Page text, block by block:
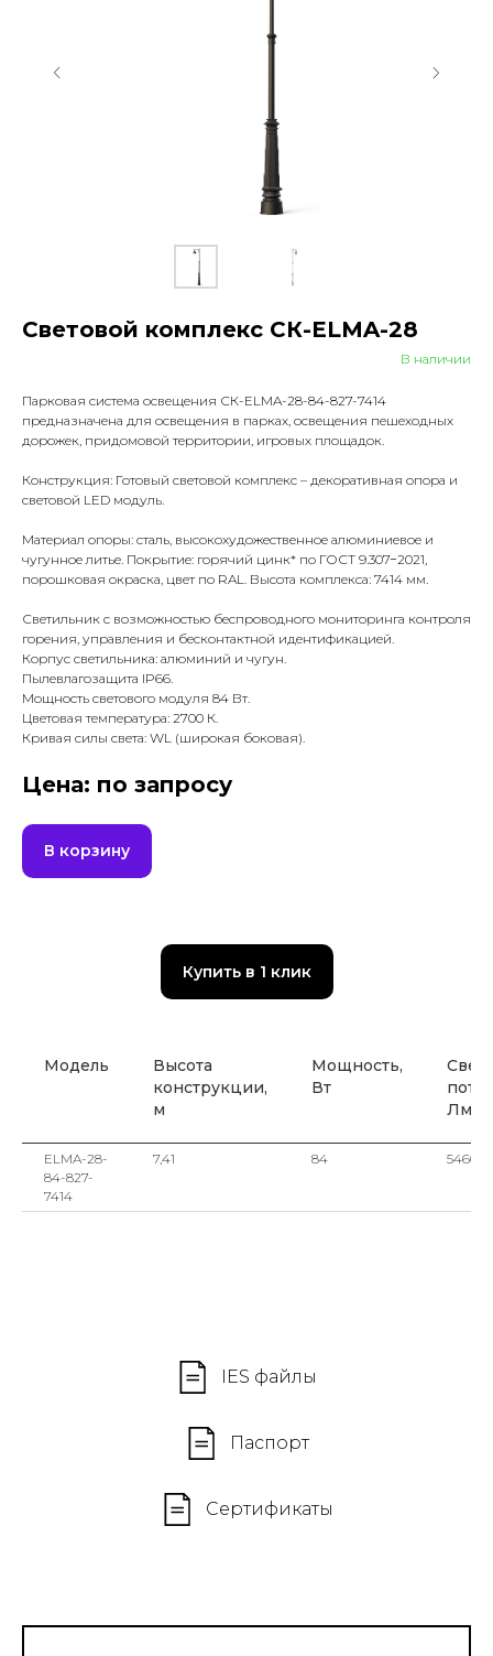
Световой комплекс СК-ELMA-28
В наличии
Парковая система освещения СК-ELMA-28-84-827-7414
предназначена для освещения в парках, освещения пешеходных
дорожек, придомовой территории, игровых площадок.
Конструкция: Готовый световой комплекс – декоративная опора и
световой LED модуль.
Материал опоры: сталь, высокохудожественное алюминиевое и
чугунное литье. Покрытие: горячий цинк* по ГОСТ 9.307−2021,
порошковая окраска, цвет по RAL. Высота комплекса: 7414 мм.
Светильник с возможностью беспроводного мониторинга контроля
горения, управления и бесконтактной идентификацией.
Корпус светильника: алюминий и чугун.
Пылевлагозащита IP66.
Мощность светового модуля 84 Вт.
Цветовая температура: 2700 К.
Кривая силы света: WL (широкая боковая).
Цена: по запросу
В корзину
Купить в 1 клик
Модель
Высота
конструкции,
м
Мощность,
Вт
Лм
ELMA-28-
84-827-
7414
7,41 84 5460
IES файлы
Паспорт
Сертификаты